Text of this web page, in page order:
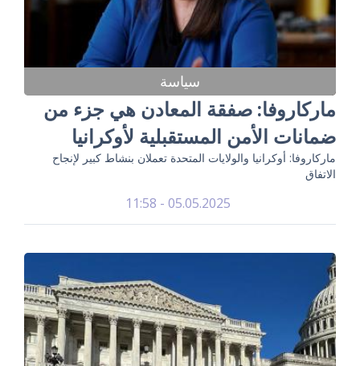
سياسة
ماركاروفا: صفقة المعادن هي جزء من
ضمانات الأمن المستقبلية لأوكرانيا
ماركاروفا: أوكرانيا والولايات المتحدة تعملان بنشاط كبير لإنجاح
الاتفاق
05.05.2025 - 11:58